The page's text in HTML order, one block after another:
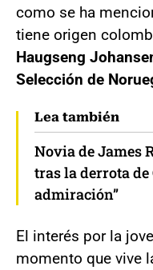
como se ha
tiene origen
Haugseng
Selección de
Lea también
Novia de James
tras la derrota de
admiración”
El interés por la
momento que vive